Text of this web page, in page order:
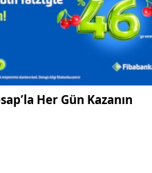
Her Gün Kazanın